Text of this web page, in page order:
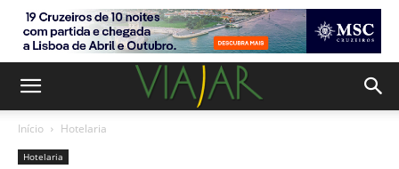
Início Hotelaria
Hotelaria